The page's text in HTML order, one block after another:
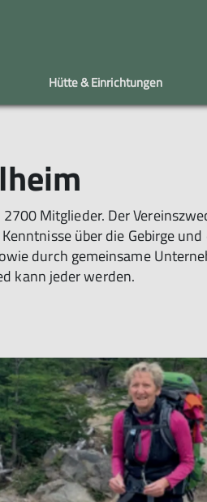
Hütte & Einrichtungen
Hafen Häusl
DGK Boulderwand
Mitglieder. Der
über die Gebirge und
durch gemeinsame
kann jeder werden.